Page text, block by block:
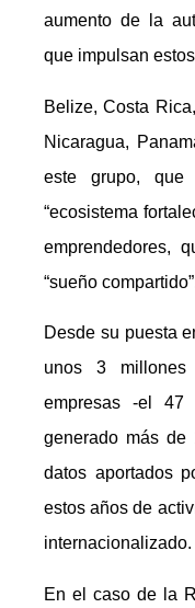
aumento de la
que impulsan
Belize,Costa Rica
Nicaragua,
este grupo, que
“ecosistema
emprendedores,
“sueño
Desde su puesta
unos 3
empresas -el
generado más de
datos aportados
estos años de
internacionalizado.
En el caso de la